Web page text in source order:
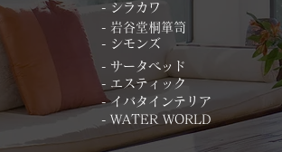
- シラカワ
- 岩谷堂桐箪笥
- シモンズ
- サータベッド
- エスティック
- イバタインテリア
- WATER WORLD